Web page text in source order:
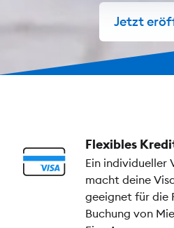
Jetzt
Flexibles
Ein individueller
macht deine
geeignet für die
Buchung von